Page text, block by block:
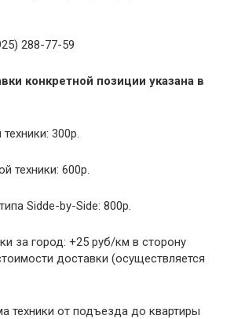
288-77-59
конкретной позиции указана в
300р.
техники: 600р.
Sidde-by-Side: 800р.
за город: +25 руб/км в сторону
доставки (осуществляется
техники от подъезда до квартиры